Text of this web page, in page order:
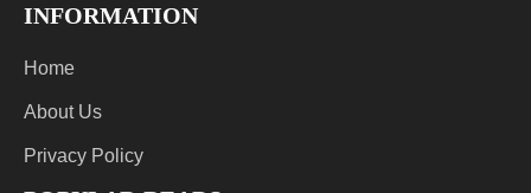
INFORMATION
Home
About Us
Privacy Policy